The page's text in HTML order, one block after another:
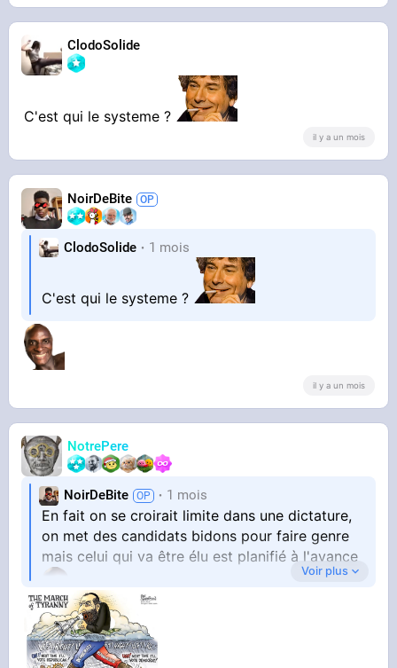
ClodoSolide
C'est qui le systeme ?
il y a un mois
NoirDeBite
ClodoSolide 1 mois
C'est qui le systeme ?
il y a un mois
NotrePere
NoirDeBite 1 mois
En fait on se croirait limite dans une dictature,
on met des candidats bidons pour faire genre
mais celui qui va être élu est planifié à l'avance
Voir plus